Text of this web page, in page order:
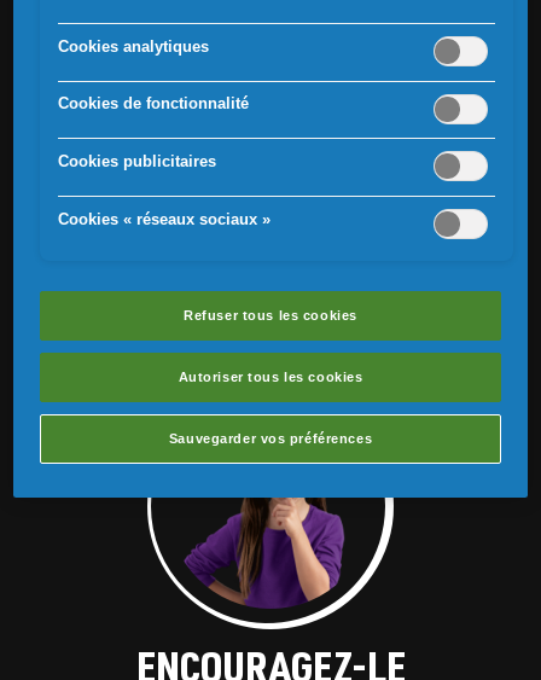
concerne ses passages aux toilettes. Vous pouvez
encourager votre enfant à passer aux toilettes 20 minutes
avant d’aller au lit, puis à nouveau juste avant le coucher.
Cookies analytiques
Cookies de fonctionnalité
Cookies publicitaires
Cookies « réseaux sociaux »
Refuser tous les cookies
Autoriser tous les cookies
Sauvegarder vos préférences